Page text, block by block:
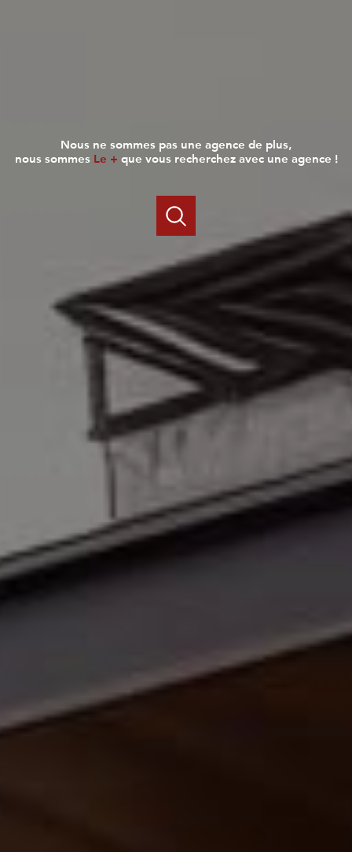
nous ne sommes pas une agence de plus,
nous sommes Le + que vous recherchez avec une agence !